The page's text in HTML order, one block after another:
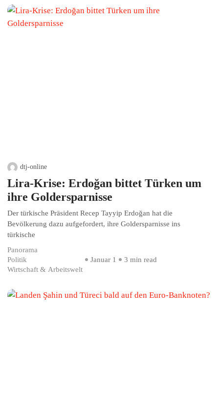
dtj-online
Lira-Krise: Erdoğan bittet Türken um
ihre Goldersparnisse
Der türkische Präsident Recep Tayyip Erdoğan hat die
Bevölkerung dazu aufgefordert, ihre Goldersparnisse ins
türkische
Panorama
Politik
Wirtschaft & Arbeitswelt
Januar 1 3 min read